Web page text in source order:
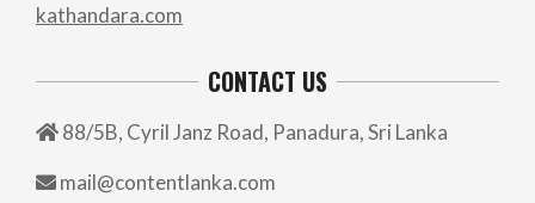
kathandara.com
CONTACT US
88/5B, Cyril Janz Road, Panadura, Sri Lanka
mail@contentlanka.com